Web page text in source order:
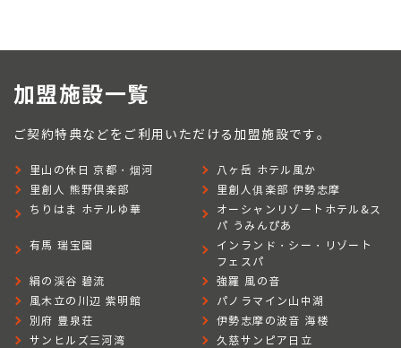
加盟施設一覧
ご契約特典などをご利用いただける加盟施設です。
里山の休日 京都・烟河
八ヶ岳 ホテル風か
里創人 熊野倶楽部
里創人俱楽部 伊勢志摩
ちりはま ホテルゆ華
オーシャンリゾートホテル&ス
パ うみんぴあ
有馬 瑞宝園
インランド・シー・リゾート
フェスパ
絹の渓谷 碧流
強羅 風の音
風木立の川辺 紫明館
パノラマイン山中湖
別府 豊泉荘
伊勢志摩の波音 海楼
サンヒルズ三河湾
久慈サンピア日立